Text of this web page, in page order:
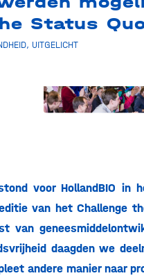
Status
, UITGELICHT
voor HollandBIO
van het Challenge
van
daagden we
andere manier naar